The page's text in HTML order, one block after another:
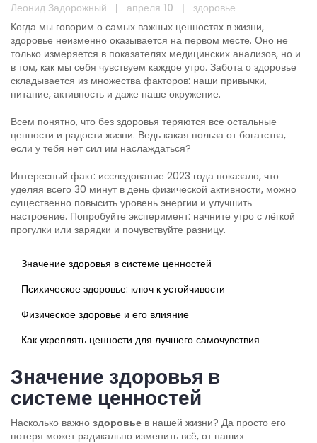
Леонид Задорожный | апреля 10 |
здоровье
Когда мы говорим о самых важных ценностях в жизни,
здоровье неизменно оказывается на первом месте. Оно не
только измеряется в показателях медицинских анализов, но и
в том, как мы себя чувствуем каждое утро. Забота о здоровье
складывается из множества факторов: наши привычки,
питание, активность и даже наше окружение.
Всем понятно, что без здоровья теряются все остальные
ценности и радости жизни. Ведь какая польза от богатства,
если у тебя нет сил им наслаждаться?
Интересный факт: исследование 2023 года показало, что
уделяя всего 30 минут в день физической активности, можно
существенно повысить уровень энергии и улучшить
настроение. Попробуйте эксперимент: начните утро с лёгкой
прогулки или зарядки и почувствуйте разницу.
Значение здоровья в системе ценностей
Психическое здоровье: ключ к устойчивости
Физическое здоровье и его влияние
Как укреплять ценности для лучшего самочувствия
Значение здоровья в
системе ценностей
Насколько важно здоровье в нашей жизни? Да просто его
потеря может радикально изменить всё, от наших